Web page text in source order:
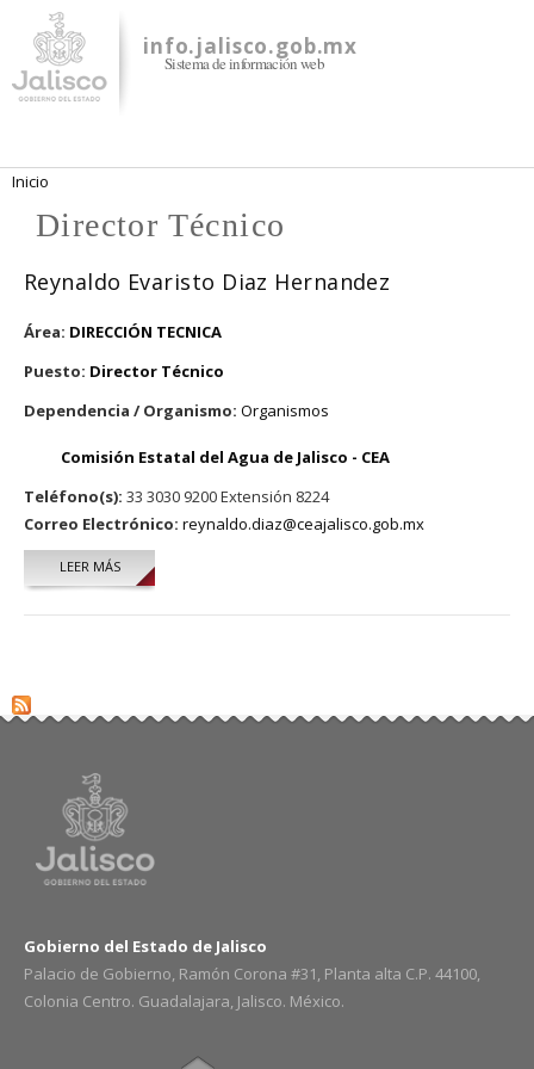
contenido
principal
info.jalisco.gob.mx
Sistema de información web
Se encuentra usted aquí
Inicio
Director Técnico
Reynaldo Evaristo Diaz Hernandez
Área: DIRECCIÓN TECNICA
Puesto: Director Técnico
Dependencia / Organismo: Organismos
Comisión Estatal del Agua de Jalisco - CEA
Teléfono(s): 33 3030 9200 Extensión 8224
Correo Electrónico: reynaldo.diaz@ceajalisco.gob.mx
LEER MÁSSOBRE REYNALDO EVARISTO DIAZ HERNANDEZ
Gobierno del Estado de Jalisco
Palacio de Gobierno, Ramón Corona #31, Planta alta C.P. 44100,
Colonia Centro. Guadalajara, Jalisco. México.